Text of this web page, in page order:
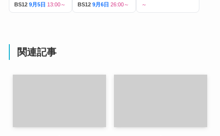
BS12 9月5日 13:00～ BS12 9月6日 26:00～
～
関連記事